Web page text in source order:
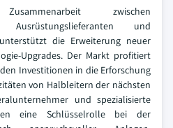
zwischen
Ausrüstungslieferanten und
die Erweiterung neuer
Upgrades. Der Markt profitiert
Investitionen in die Erforschung
von Halbleitern der nächsten
und spezialisierte
eine Schlüsselrolle bei der